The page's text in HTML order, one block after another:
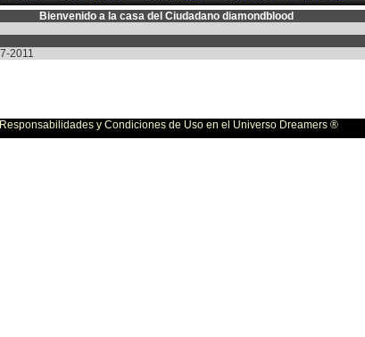
Bienvenido a la casa del Ciudadano diamondblood
2011
y Condiciones de Uso en el Universo Dreamers ®